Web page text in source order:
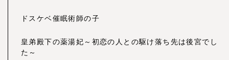
ドスケベ催眠術師の子
皇弟殿下の薬湯妃～初恋の人との駆け落ち先は後宮でし
た～